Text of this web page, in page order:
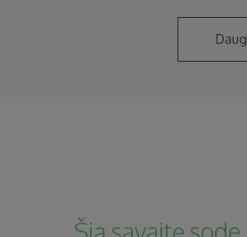
Šią savaitę sode